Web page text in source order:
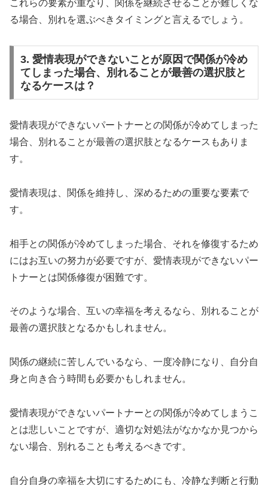
これらの要素が重なり、関係を継続させることが難しくな
る場合、別れを選ぶべきタイミングと言えるでしょう。
3. 愛情表現ができないことが原因で関係が冷め
てしまった場合、別れることが最善の選択肢と
なるケースは？
愛情表現ができないパートナーとの関係が冷めてしまった
場合、別れることが最善の選択肢となるケースもありま
す。
愛情表現は、関係を維持し、深めるための重要な要素で
す。
相手との関係が冷めてしまった場合、それを修復するため
にはお互いの努力が必要ですが、愛情表現ができないパー
トナーとは関係修復が困難です。
そのような場合、互いの幸福を考えるなら、別れることが
最善の選択肢となるかもしれません。
関係の継続に苦しんでいるなら、一度冷静になり、自分自
身と向き合う時間も必要かもしれません。
愛情表現ができないパートナーとの関係が冷めてしまうこ
とは悲しいことですが、適切な対処法がなかなか見つから
ない場合、別れることも考えるべきです。
自分自身の幸福を大切にするためにも、冷静な判断と行動